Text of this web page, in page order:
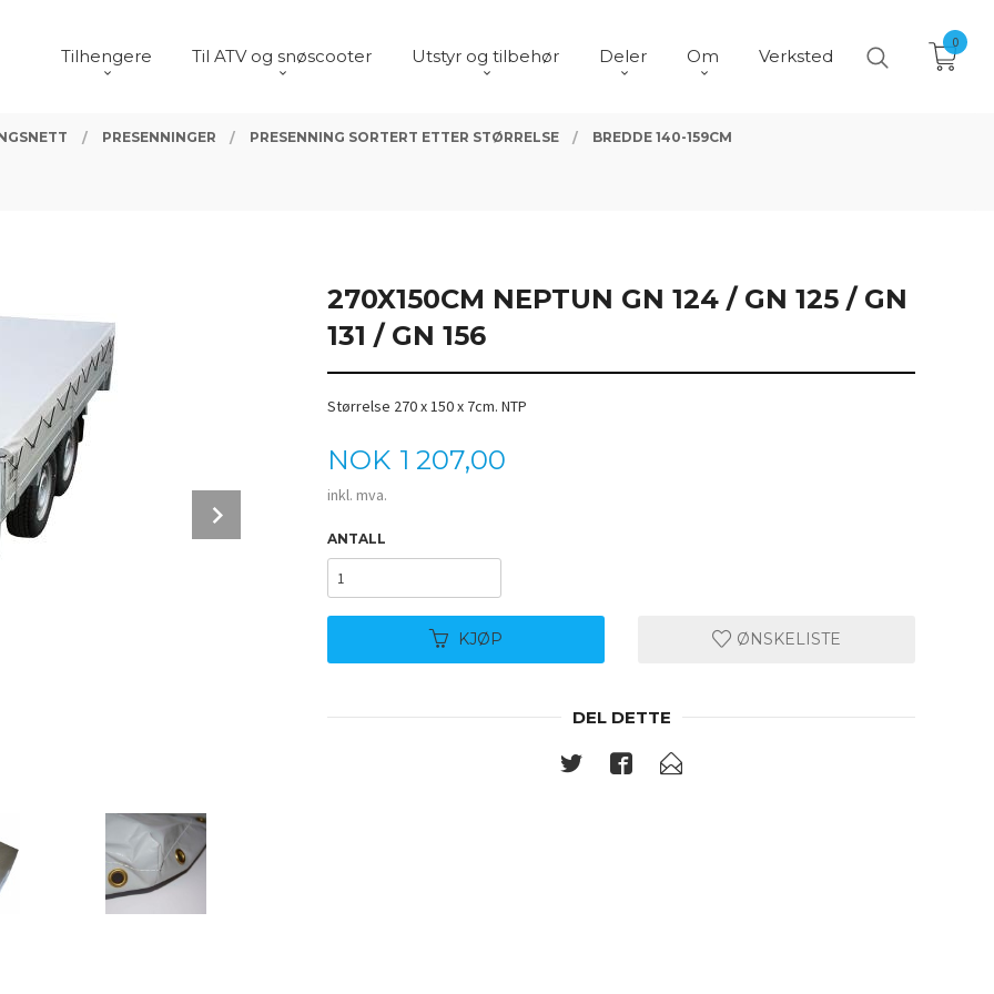
Tilhengere Til ATV og snøscooter Utstyr og tilbehør Deler Om Verksted
0
PRESENNINGER PRESENNING SORTERT ETTER STØRRELSE BREDDE 140-159CM
270X150CM NEPTUN GN 124 / GN 125 / GN
131 / GN 156
Størrelse 270 x 150 x 7cm. NTP
Pris
NOK 1 207,00
inkl. mva.
ANTALL
KJØP ØNSKELISTE
DEL DETTE